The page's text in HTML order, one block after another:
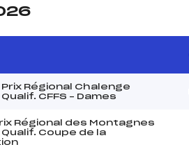
Prix Régional Chalenge
Qualif. CFFS – Dames
Régional des Montagnes
Coupe de la